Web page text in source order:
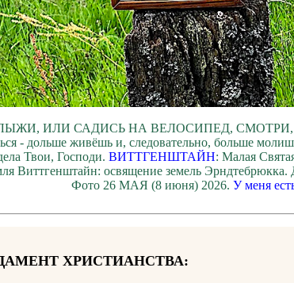
ИЛИ САДИСЬ НА ВЕЛОСИПЕД,
- дольше живёшь и, следовательно, больше
Твои, Господи. ВИТТГЕНШТАЙН: Малая
Виттгенштайн: освящение земель Эрндтебрюкка.
Фото 26 МАЯ (8 июня) 2026. У меня
ХРИСТИАНСТВА: